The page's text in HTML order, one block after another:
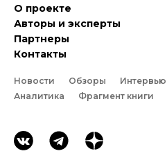
О проекте
Авторы и эксперты
Партнеры
Контакты
Новости Обзоры Интервью
Аналитика
Фрагмент книги